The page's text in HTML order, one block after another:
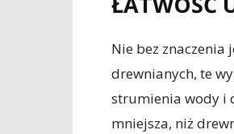
Nie bez znaczenia
drewnianych, te
strumienia wody i
mniejsza, niż